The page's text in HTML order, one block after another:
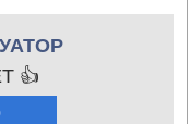
👍